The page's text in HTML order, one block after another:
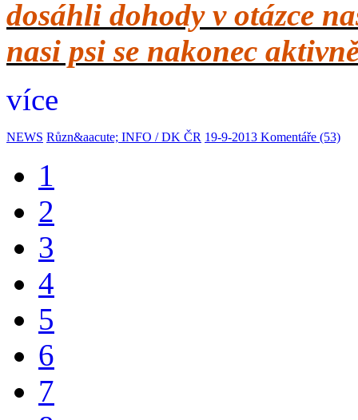
dosáhli dohody v otázce
nasi psi se nakonec
více
NEWS Různ&aacute; INFO / DK ČR 19-9-2013 Komentáře (53)
1
2
3
4
5
6
7